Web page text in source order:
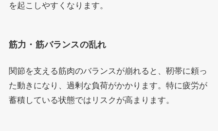
を起こしやすくなります。
筋力・筋バランスの乱れ
関節を支える筋肉のバランスが崩れると、靭帯に頼っ
た動きになり、過剰な負荷がかかります。特に疲労が
蓄積している状態ではリスクが高まります。